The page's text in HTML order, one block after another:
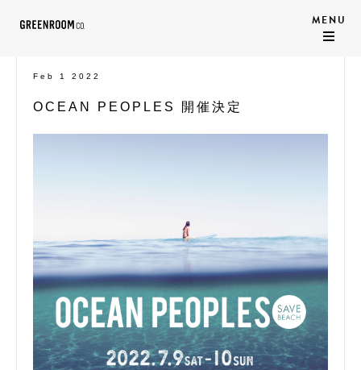
Feb 1 2022
OCEAN PEOPLES 開催決定